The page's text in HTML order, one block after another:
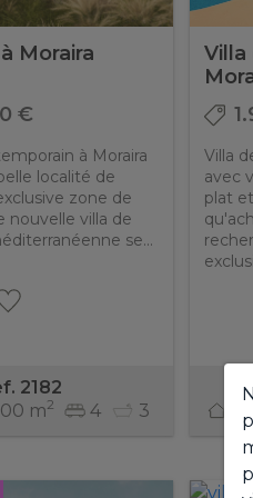
Moraira
€
à Moraira
localité de
zone de
nouvelle villa de
se...
2182
m2 4 3
Villa
Villa
avec
plat